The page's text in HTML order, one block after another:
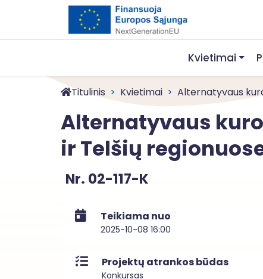
Kvietimai
Titulinis Kvietimai Alternatyvaus
Alternatyvaus
ir Telšių
Nr. 02-117-K
Teikiama nuo
2025-10-08 16:00
Projektų atrankos būdas
Konkursas